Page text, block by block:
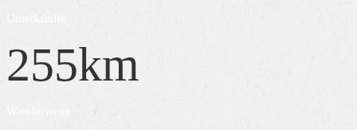
Unterkünfte
255km